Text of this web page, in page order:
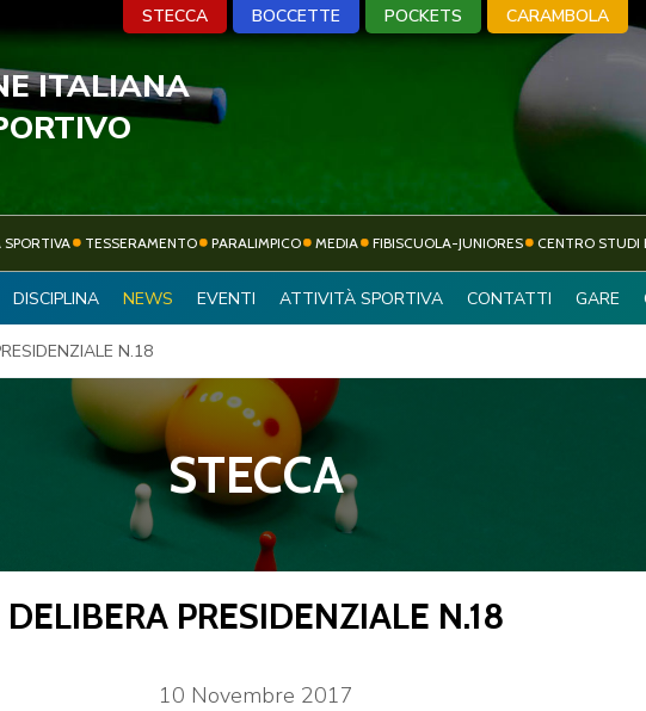
SOCIETÀ SPORTIVE
ATTIVITÀ
SPORTIVA
TECNICA
STECCA BOCCETTE
STECCA BOCCETTE POCKETS CARAMBOLA
ITALIANA
TESSERAMENTO PARALIMPICO MEDIA FIBISCUOLA-JUNIORES CENTRO STUDI
DISCIPLINA NEWS EVENTI ATTIVITÀ SPORTIVA CONTATTI GARE
N.18
STECCA
DELIBERA PRESIDENZIALE N.18
10 Novembre 2017